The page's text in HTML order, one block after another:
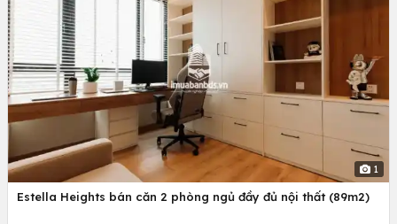
1
Estella Heights bán căn 2 phòng ngủ đầy đủ nội thất (89m2)